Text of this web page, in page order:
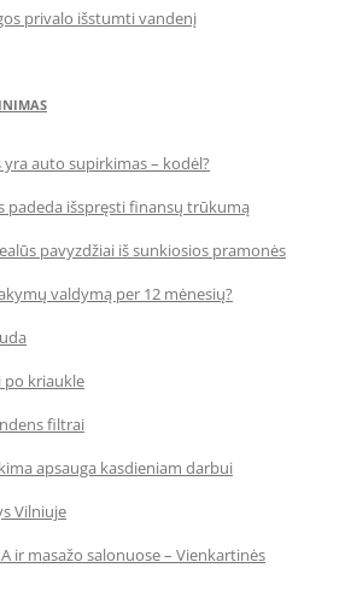
privalo išstumti vandenį
auto supirkimas – kodėl?
išspręsti finansų trūkumą
pavyzdžiai iš sunkiosios pramonės
valdymą per 12 mėnesių?
po kriaukle
filtrai
apsauga kasdieniam darbui
Vilniuje
ir masažo salonuose – Vienkartinės